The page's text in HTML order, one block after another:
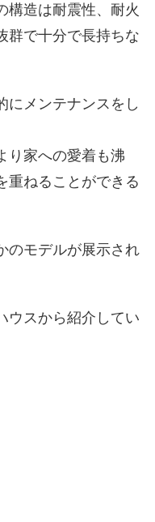
構造は耐震性、耐火
群で十分で長持ちな
にメンテナンスをし
り家への愛着も沸
重ねることができる
のモデルが展示され
ウスから紹介してい